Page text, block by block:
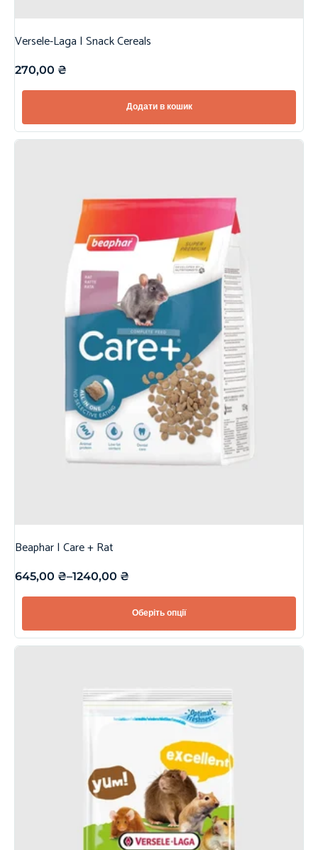
Versele-Laga | Snack Cereals
270,00 ₴
Додати в кошик
Beaphar | Care + Rat
645,00 ₴–1240,00 ₴
Оберіть опції